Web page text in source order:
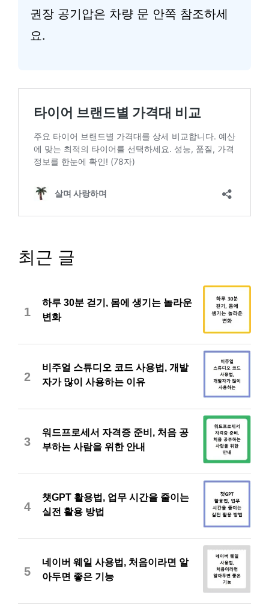
권장 공기압은 차량 문 안쪽 참조하세
요.
최근 글
1
하루 30분 걷기, 몸에 생기는 놀라운
변화
2
비주얼 스튜디오 코드 사용법, 개발
자가 많이 사용하는 이유
3
워드프로세서 자격증 준비, 처음 공
부하는 사람을 위한 안내
4
챗GPT 활용법, 업무 시간을 줄이는
실전 활용 방법
5
네이버 웨일 사용법, 처음이라면 알
아두면 좋은 기능